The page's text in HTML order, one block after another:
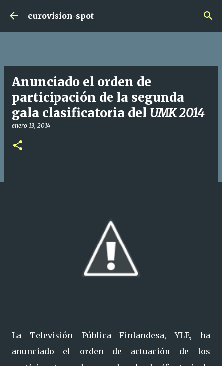
Ir al contenido principal
eurovision-spot
Anunciado el orden de
participación de la segunda
gala clasificatoria del UMK 2014
enero 13, 2014
La Televisión Pública Finlandesa, YLE, ha
anunciado el orden de actuación de los